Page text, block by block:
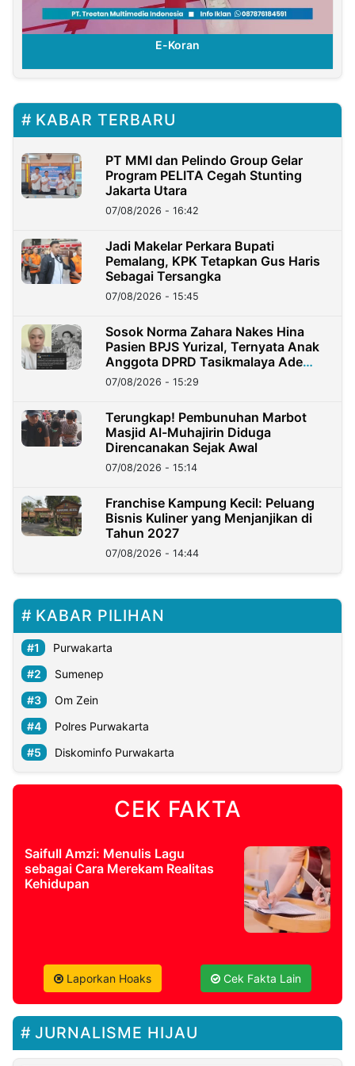
E-Koran
KABAR TERBARU
PT MMI dan Pelindo Group Gelar
Program PELITA Cegah Stunting
Jakarta Utara
07/08/2026 - 16:42
Jadi Makelar Perkara Bupati
Pemalang, KPK Tetapkan Gus Haris
Sebagai Tersangka
07/08/2026 - 15:45
Sosok Norma Zahara Nakes Hina
Pasien BPJS Yurizal, Ternyata Anak
Anggota DPRD Tasikmalaya Ade
Lukman
07/08/2026 - 15:29
Terungkap! Pembunuhan Marbot
Masjid Al-Muhajirin Diduga
Direncanakan Sejak Awal
07/08/2026 - 15:14
Franchise Kampung Kecil: Peluang
Bisnis Kuliner yang Menjanjikan di
Tahun 2027
07/08/2026 - 14:44
KABAR PILIHAN
Purwakarta
Sumenep
Om Zein
Polres Purwakarta
Diskominfo Purwakarta
CEK FAKTA
Saifull Amzi: Menulis Lagu
sebagai Cara Merekam Realitas
Kehidupan
Laporkan Hoaks Cek Fakta Lain
JURNALISME HIJAU